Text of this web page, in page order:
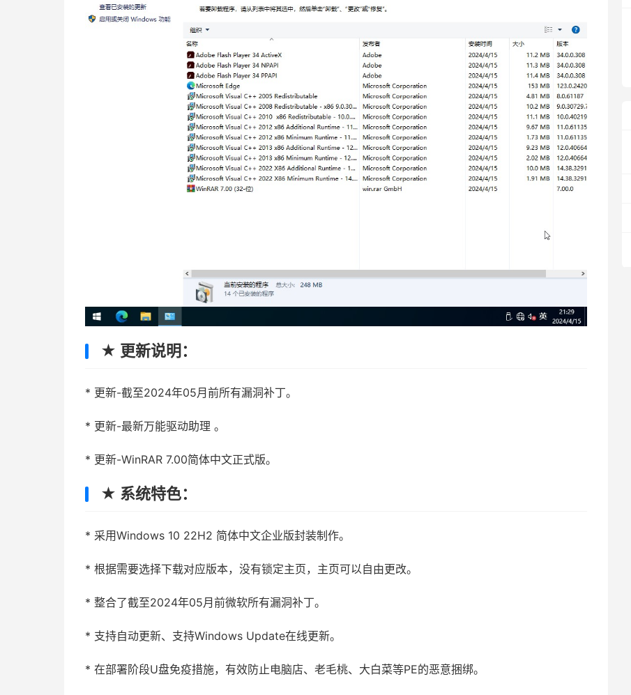
★ 更新说明：
* 更新-截至2024年05月前所有漏洞补丁。
* 更新-最新万能驱动助理 。
* 更新-WinRAR 7.00简体中文正式版。
★ 系统特色：
* 采用Windows 10 22H2 简体中文企业版封装制作。
* 根据需要选择下载对应版本，没有锁定主页，主页可以自由更改。
* 整合了截至2024年05月前微软所有漏洞补丁。
* 支持自动更新、支持Windows Update在线更新。
* 在部署阶段U盘免疫措施，有效防止电脑店、老毛桃、大白菜等PE的恶意捆绑。